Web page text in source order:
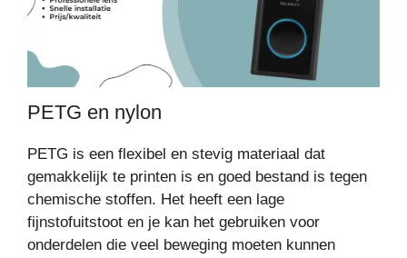
PETG en nylon
PETG is een flexibel en stevig materiaal dat
gemakkelijk te printen is en goed bestand is tegen
chemische stoffen. Het heeft een lage
fijnstofuitstoot en je kan het gebruiken voor
onderdelen die veel beweging moeten kunnen